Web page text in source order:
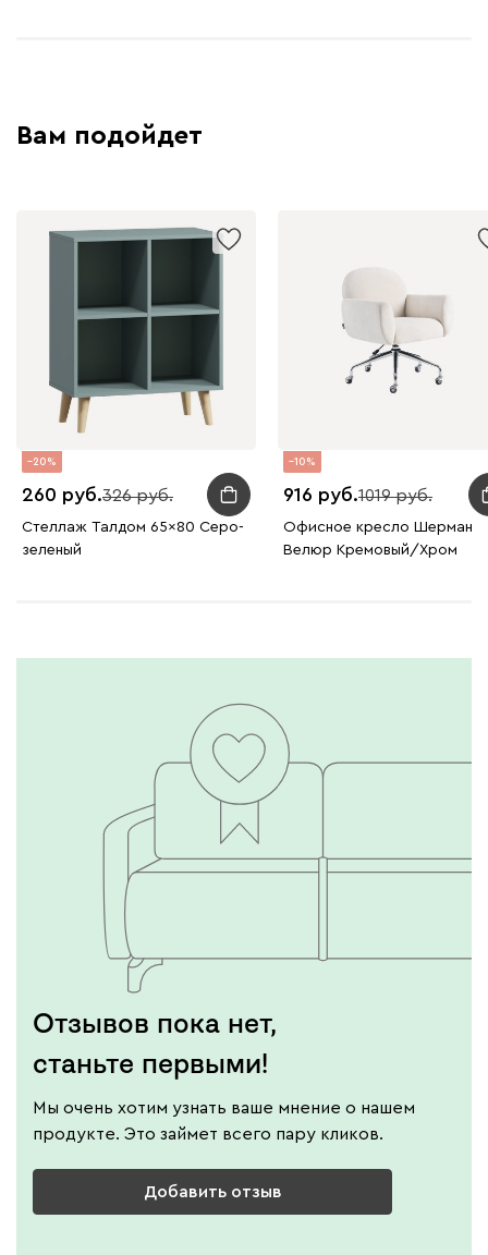
Вам подойдет
20
260 326
Стеллаж Талдом 65x80 Серо-
зеленый
10
916 1019
Офисное кресло Шерман
Велюр Кремовый/Хром
Отзывов пока нет,
станьте первыми!
Мы очень хотим узнать ваше мнение о нашем
продукте. Это займет всего пару кликов.
Добавить отзыв